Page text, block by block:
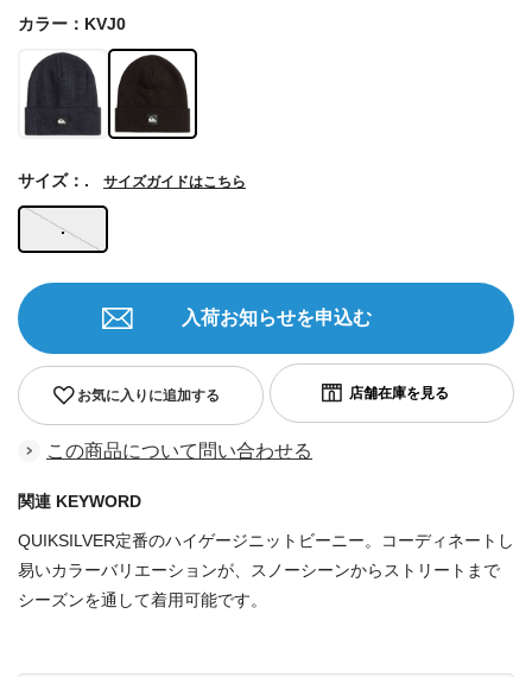
カラー：KVJ0
.
サイズ：. サイズガイドはこちら
お気に入りに追加する
入荷お知らせを申込む
この商品について問い合わせる
関連 KEYWORD
QUIKSILVER定番のハイゲージニットビーニー。コーディネートし
易いカラーバリエーションが、スノーシーンからストリートまで
シーズンを通して着用可能です。